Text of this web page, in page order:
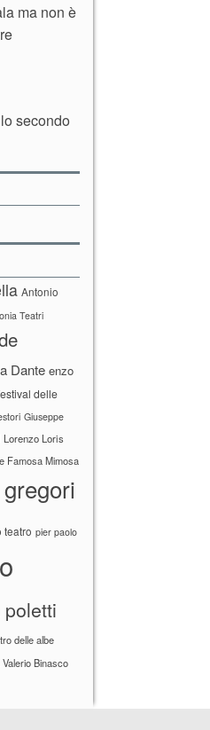
ma non è
secondo
Antonio
Teatri
Dante enzo
delle
Giuseppe
Lorenzo Loris
Famosa Mimosa
teatro pier paolo
delle albe
Valerio Binasco